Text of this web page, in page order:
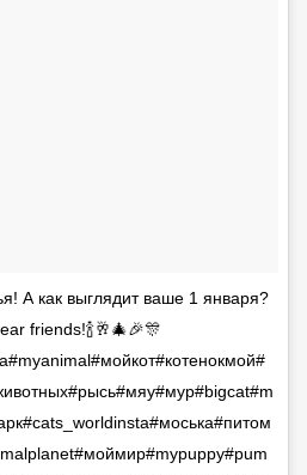
как выглядит ваше 1 января?
friends!🍾🥂🎄🎉🎊